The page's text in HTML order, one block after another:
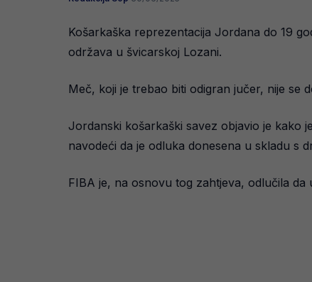
Košarkaška reprezentacija Jordana do 19
održava u švicarskoj Lozani.
Meč, koji je trebao biti odigran jučer, nije se
Jordanski košarkaški savez objavio je kako
navodeći da je odluka donesena u skladu s
FIBA je, na osnovu tog zahtjeva, odlučila